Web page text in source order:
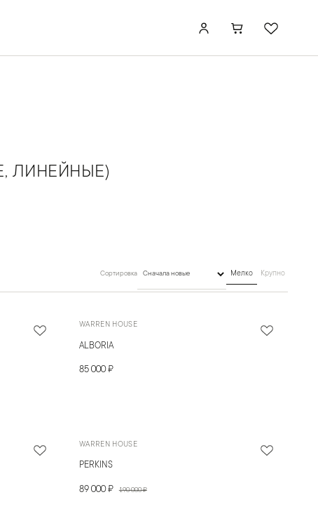
ЛИНЕЙНЫЕ)
Сортировка Мелко Крупно
WARREN HOUSE
ALBORIA
85 000 ₽
WARREN HOUSE
PERKINS
89 000 ₽ 190 000 ₽